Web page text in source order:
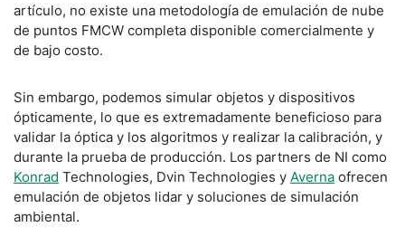
artículo, no existe una metodología de emulación de nube
de puntos FMCW completa disponible comercialmente y
de bajo costo.
Sin embargo, podemos simular objetos y dispositivos
ópticamente, lo que es extremadamente beneficioso para
validar la óptica y los algoritmos y realizar la calibración, y
durante la prueba de producción. Los partners de NI como
Konrad Technologies, Dvin Technologies y Averna ofrecen
emulación de objetos lidar y soluciones de simulación
ambiental.